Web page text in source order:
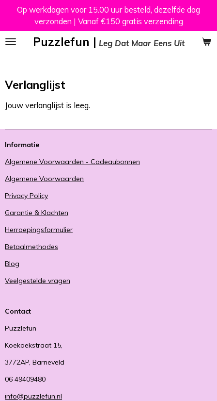
naar
de
Puzzlefun | Leg Dat Maar Eens Uit
Op werkdagen voor 15.00 uur besteld, dezelfde dag
verzonden | Vanaf €150 gratis verzending
Verlanglijst
Jouw verlanglijst is leeg.
Informatie
Algemene Voorwaarden - Cadeaubonnen
Algemene Voorwaarden
Privacy Policy
Garantie & Klachten
Herroepingsformulier
Betaalmethodes
Blog
Veelgestelde vragen
Contact
Puzzlefun
Koekoekstraat 15,
3772AP, Barneveld
06 49409480
info@puzzlefun.nl